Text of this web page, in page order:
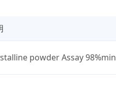
powder Assay 98%min